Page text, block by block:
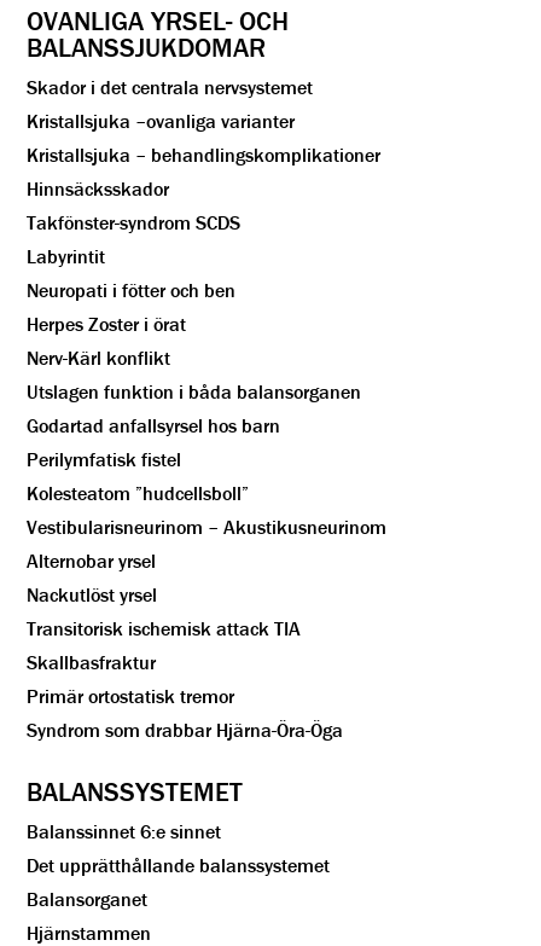
OVANLIGA YRSEL- OCH
BALANSSJUKDOMAR
Skador i det centrala nervsystemet
Kristallsjuka –ovanliga varianter
Kristallsjuka – behandlingskomplikationer
Hinnsäcksskador
Takfönster-syndrom SCDS
Labyrintit
Neuropati i fötter och ben
Herpes Zoster i örat
Nerv-Kärl konflikt
Utslagen funktion i båda balansorganen
Godartad anfallsyrsel hos barn
Perilymfatisk fistel
Kolesteatom ”hudcellsboll”
Vestibularisneurinom – Akustikusneurinom
Alternobar yrsel
Nackutlöst yrsel
Transitorisk ischemisk attack TIA
Skallbasfraktur
Primär ortostatisk tremor
Syndrom som drabbar Hjärna-Öra-Öga
BALANSSYSTEMET
Balanssinnet 6:e sinnet
Det upprätthållande balanssystemet
Balansorganet
Hjärnstammen